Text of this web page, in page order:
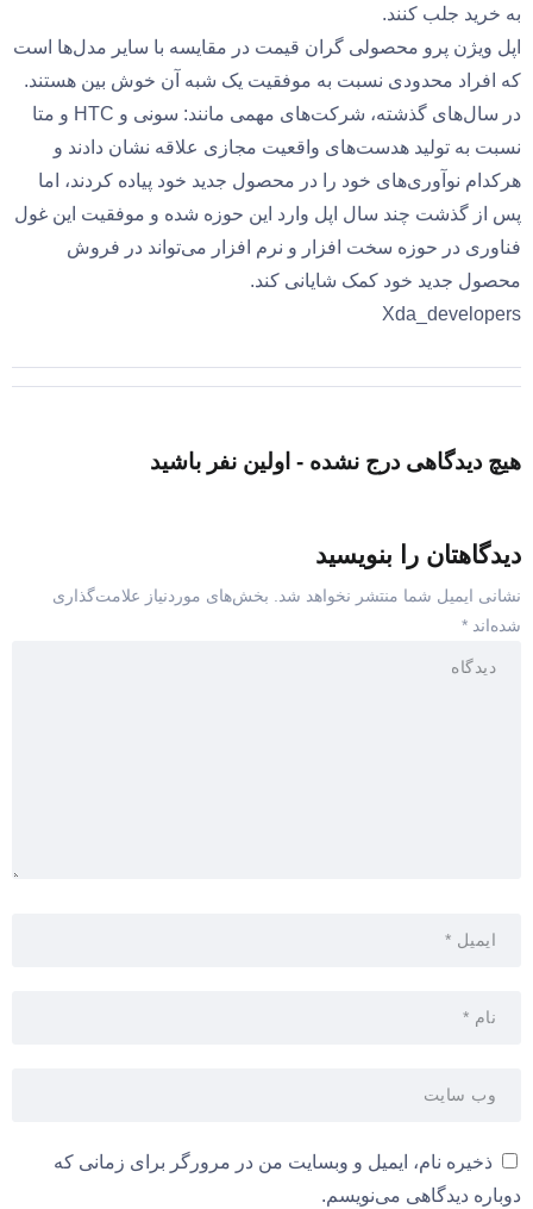
به خرید جلب کنند.‌
اپل ویژن پرو محصولی گران قیمت در مقایسه با سایر مدل‌ها است
که افراد محدودی نسبت به موفقیت یک شبه آن خوش بین هستند.
در سال‌های گذشته، شرکت‌های مهمی مانند: سونی و HTC و متا
نسبت به تولید هدست‌های واقعیت مجازی علاقه نشان دادند و
هرکدام نوآوری‌های خود را در محصول جدید خود پیاده کردند، اما
پس از گذشت چند سال اپل وارد این حوزه شده و موفقیت این غول
فناوری در حوزه سخت افزار و نرم افزار می‌تواند در فروش
محصول جدید خود کمک شایانی کند.
Xda_developers
هیچ دیدگاهی درج نشده - اولین نفر باشید
دیدگاهتان را بنویسید
نشانی ایمیل شما منتشر نخواهد شد.
بخش‌های موردنیاز علامت‌گذاری
شده‌اند *
ذخیره نام، ایمیل و وبسایت من در مرورگر برای زمانی که
دوباره دیدگاهی می‌نویسم.